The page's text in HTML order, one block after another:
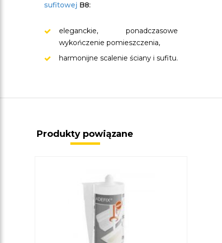
sufitowej B8:
eleganckie, ponadczasowe
wykończenie pomieszczenia,
harmonijne scalenie ściany i sufitu.
Produkty powiązane